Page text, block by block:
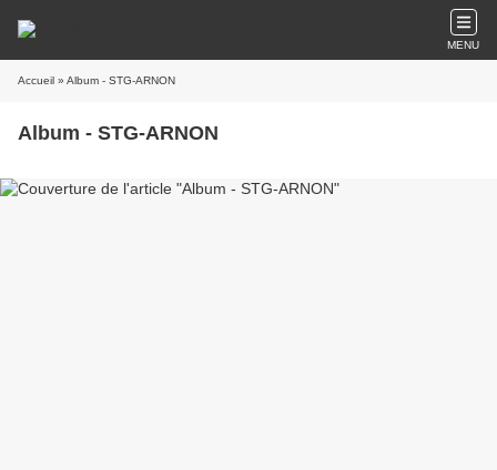
MENU
Accueil » Album - STG-ARNON
Album - STG-ARNON